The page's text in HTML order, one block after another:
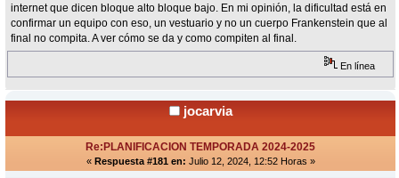
internet que dicen bloque alto bloque bajo. En mi opinión, la dificultad está en
confirmar un equipo con eso, un vestuario y no un cuerpo Frankenstein que al
final no compita. A ver cómo se da y como compiten al final.
En línea
jocarvia
Re:PLANIFICACION TEMPORADA 2024-2025
« Respuesta #181 en: Julio 12, 2024, 12:52 Horas »